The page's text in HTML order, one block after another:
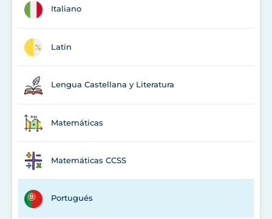
Italiano
Latín
Lengua Castellana y Literatura
Matemáticas
Matemáticas CCSS
Portugués